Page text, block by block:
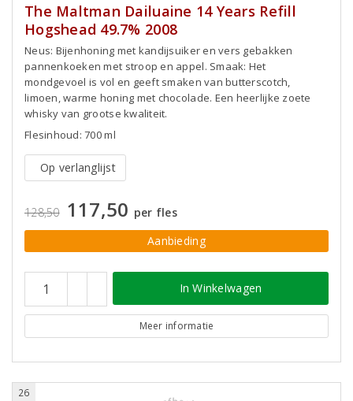
The Maltman Dailuaine 14 Years Refill
Hogshead 49.7% 2008
Neus: Bijenhoning met kandijsuiker en vers gebakken
pannenkoeken met stroop en appel. Smaak: Het
mondgevoel is vol en geeft smaken van butterscotch,
limoen, warme honing met chocolade. Een heerlijke zoete
whisky van grootse kwaliteit.
Flesinhoud: 700 ml
Op verlanglijst
128,50 117,50 per fles
Aanbieding
In Winkelwagen
Meer informatie
26